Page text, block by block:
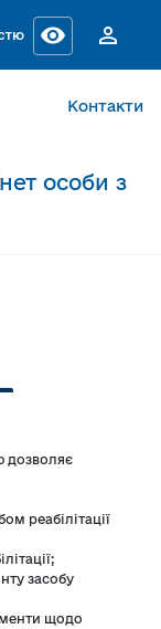
visibility person_outline
Контакти
особи з
дозволяє
реабілітації
засобу
щодо